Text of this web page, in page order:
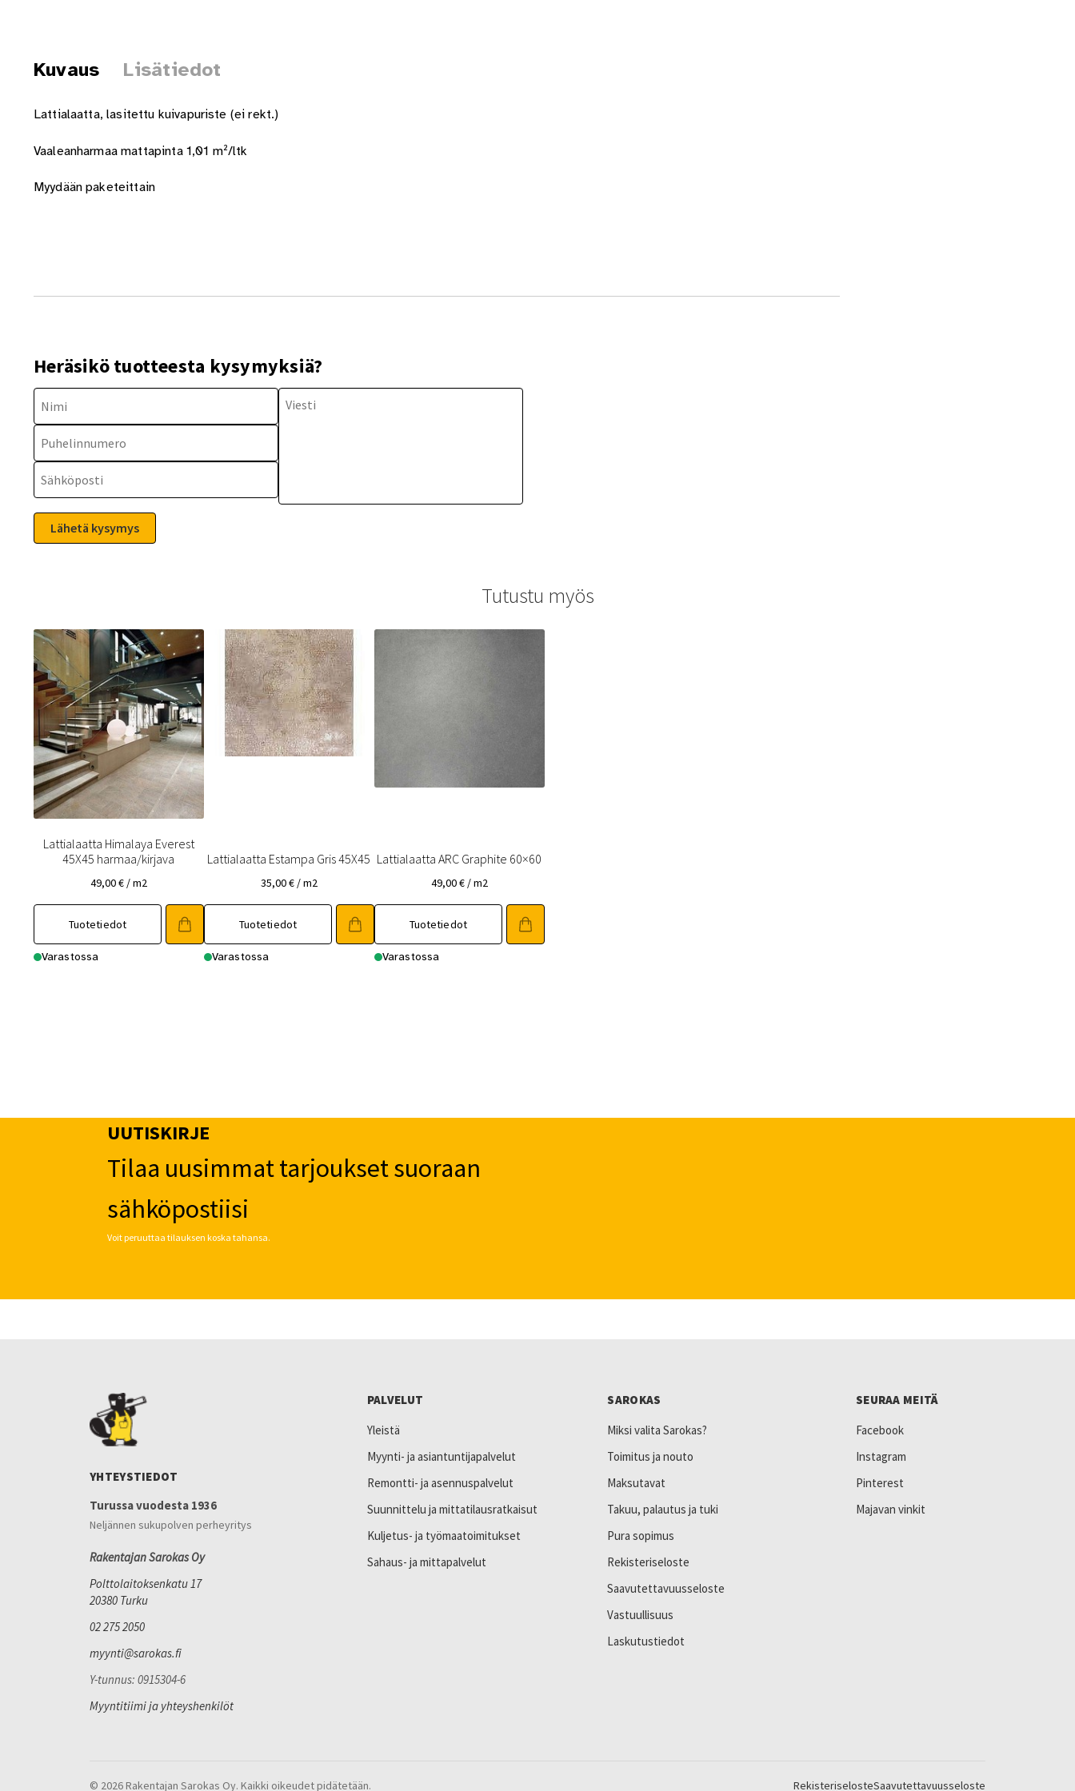
Kuvaus Lisätiedot
Lattialaatta, lasitettu kuivapuriste (ei rekt.)
Vaaleanharmaa mattapinta 1,01 m²/ltk
Myydään paketeittain
Heräsikö tuotteesta kysymyksiä?
Tutustu myös
Lattialaatta Himalaya Everest
45X45 harmaa/kirjava
49,00€ / m2
Tuotetiedot
Varastossa
Lattialaatta Estampa Gris 45X45
35,00€ / m2
Tuotetiedot
Varastossa
Lattialaatta ARC Graphite 60×60
49,00€ / m2
Tuotetiedot
Varastossa
UUTISKIRJE
Tilaa uusimmat tarjoukset suoraan
sähköpostiisi
Voit peruuttaa tilauksen koska tahansa.
YHTEYSTIEDOT
Turussa vuodesta 1936
Neljännen sukupolven perheyritys
Rakentajan Sarokas Oy
Polttolaitoksenkatu 17
20380 Turku
02 275 2050
myynti@sarokas.fi
Y-tunnus: 0915304-6
Myyntitiimi ja yhteyshenkilöt
PALVELUT
Yleistä
Myynti- ja asiantuntijapalvelut
Remontti- ja asennuspalvelut
Suunnittelu ja mittatilausratkaisut
Kuljetus- ja työmaatoimitukset
Sahaus- ja mittapalvelut
SAROKAS
Miksi valita Sarokas?
Toimitus ja nouto
Maksutavat
Takuu, palautus ja tuki
Pura sopimus
Rekisteriseloste
Saavutettavuusseloste
Vastuullisuus
Laskutustiedot
SEURAA MEITÄ
Facebook
Instagram
Pinterest
Majavan vinkit
© 2026 Rakentajan Sarokas Oy. Kaikki oikeudet pidätetään. RekisteriselosteSaavutettavuusseloste